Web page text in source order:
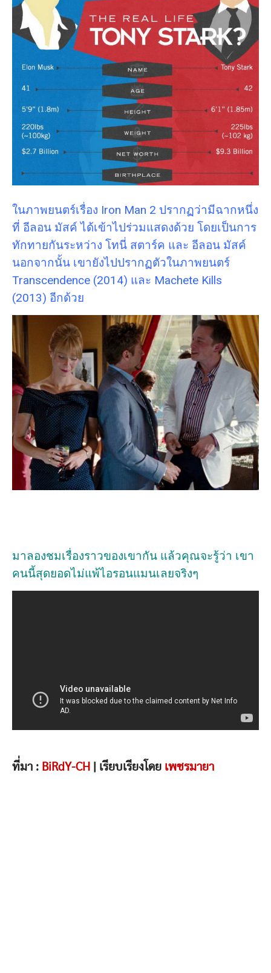
ในภาพยนตร์เรื่อง Iron Man 2 ปรากฏว่ามีฉากหนึ่ง
ที่ อีลอน มัสค์ ได้เข้าไปร่วมแสดงด้วย โดยเป็นการ
ทักทายกันระหว่าง โทนี่ สตาร์ค และ อีลอน มัสค์
นอกจากนั้น เขายังไปปรากฏตัวในภาพยนตร์
Transcendence (2014) และ Machete Kills
(2013) อีกด้วย
มาลองชมเรื่องราวของเขากัน แล้วคุณจะรู้ว่า เขา
คนนี้สุดยอดไม่แพ้ไอรอนแมนเลยจริงๆ
ที่มา : BiRdY-CH | เรียบเรียงโดย เพชรมายา